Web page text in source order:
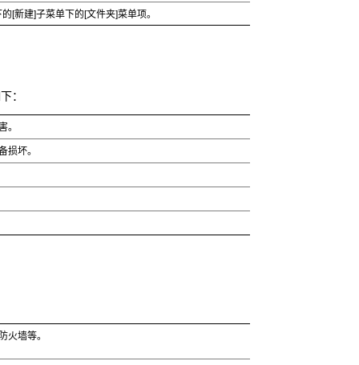
[新建]子菜单下的[文件夹]菜单项。
：
。
损坏。
火墙等。